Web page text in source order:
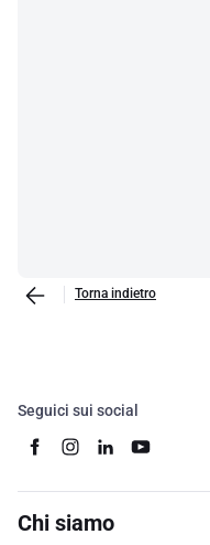
Torna indietro
Seguici sui social
Chi siamo